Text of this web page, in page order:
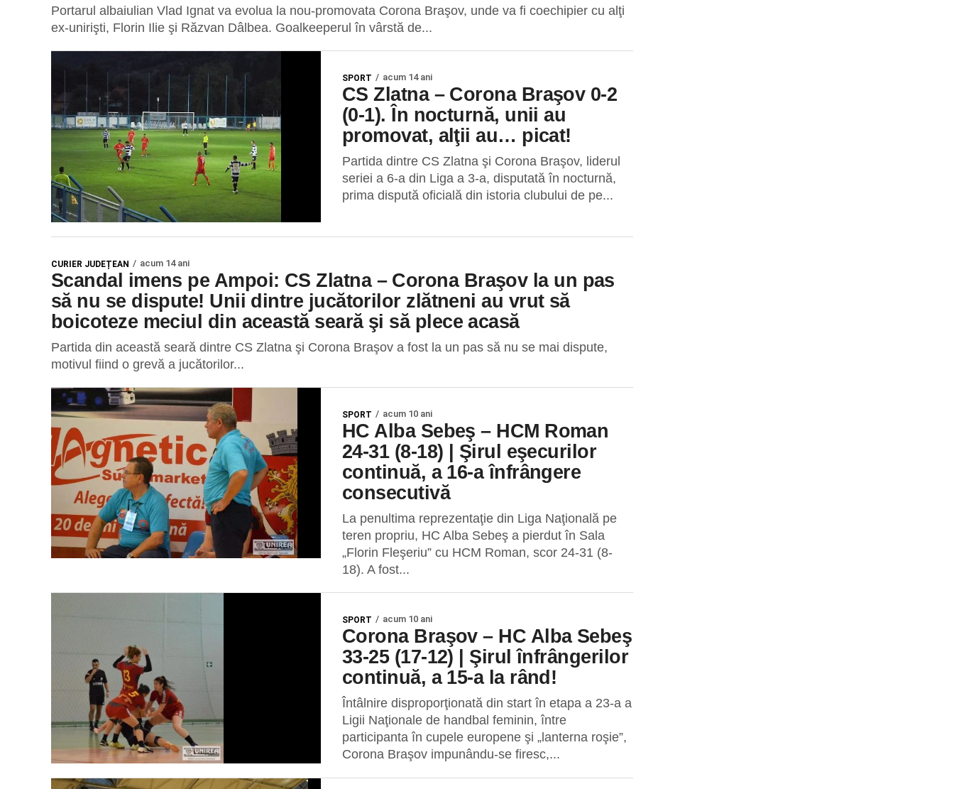
Portarul albaiulian Vlad Ignat va evolua la nou-promovata Corona Braşov, unde va fi coechipier cu alţi
ex-unirişti, Florin Ilie şi Răzvan Dâlbea. Goalkeeperul în vârstă de...
SPORT acum 14 ani
CS Zlatna – Corona Braşov 0-2
(0-1). În nocturnă, unii au
promovat, alţii au… picat!
Partida dintre CS Zlatna şi Corona Braşov, liderul
seriei a 6-a din Liga a 3-a, disputată în nocturnă,
prima dispută oficială din istoria clubului de pe...
CURIER JUDEȚEAN acum 14 ani
Scandal imens pe Ampoi: CS Zlatna – Corona Braşov la un pas
să nu se dispute! Unii dintre jucătorilor zlătneni au vrut să
boicoteze meciul din această seară şi să plece acasă
Partida din această seară dintre CS Zlatna şi Corona Braşov a fost la un pas să nu se mai dispute,
motivul fiind o grevă a jucătorilor...
SPORT acum 10 ani
HC Alba Sebeş – HCM Roman
24-31 (8-18) | Şirul eşecurilor
continuă, a 16-a înfrângere
consecutivă
La penultima reprezentaţie din Liga Naţională pe
teren propriu, HC Alba Sebeş a pierdut în Sala
„Florin Fleşeriu” cu HCM Roman, scor 24-31 (8-
18). A fost...
SPORT acum 10 ani
Corona Braşov – HC Alba Sebeş
33-25 (17-12) | Şirul înfrângerilor
continuă, a 15-a la rând!
Întâlnire disproporţionată din start în etapa a 23-a a
Ligii Naţionale de handbal feminin, între
participanta în cupele europene şi „lanterna roşie”,
Corona Braşov impunându-se firesc,...